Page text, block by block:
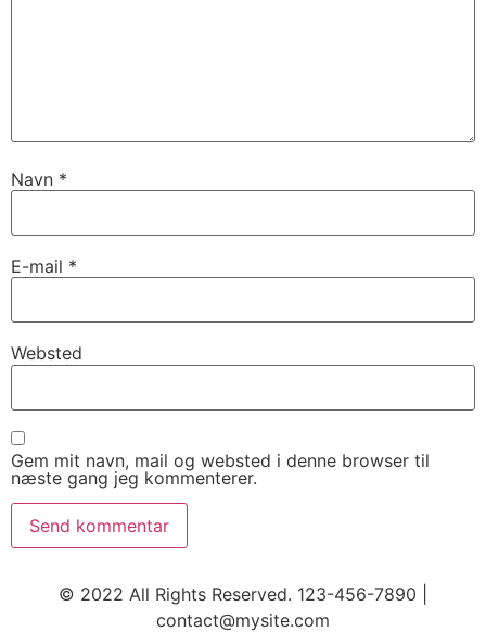
Navn *
E-mail *
Websted
Gem mit navn, mail og websted i denne browser til
næste gang jeg kommenterer.
© 2022 All Rights Reserved. 123-456-7890 |
contact@mysite.com